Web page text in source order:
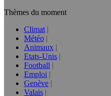
Thèmes du moment
Climat
Météo
Animaux
Etats-Unis
Football
Emploi
Genève
Valais